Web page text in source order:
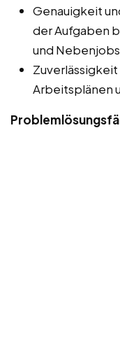
Genauigkeit
der Aufgaben
und
Arbeitsplänen